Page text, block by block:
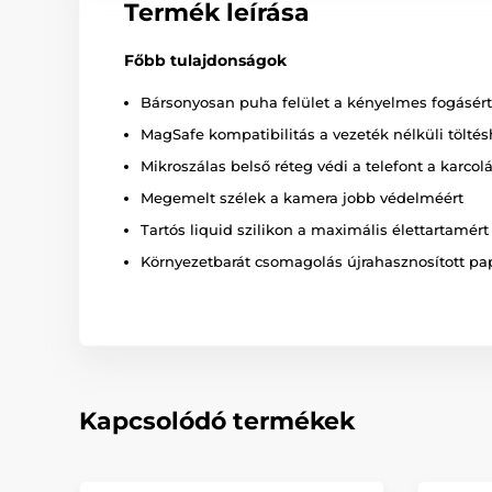
Termék leírása
Főbb tulajdonságok
Bársonyosan puha felület a kényelmes fogásért
MagSafe kompatibilitás a vezeték nélküli
Mikroszálas belső réteg védi a telefont a
Megemelt szélek a kamera jobb védelméért
Tartós liquid szilikon a maximális élettartamért
Környezetbarát csomagolás újrahasznosított
Kapcsolódó termékek